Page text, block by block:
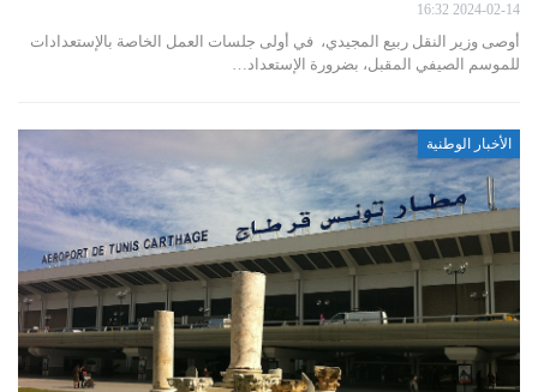
2024-02-14 16:32
أوصى وزير النقل ربيع المجيدي، في أولى جلسات العمل الخاصة بالإستعدادات
للموسم الصيفي المقبل، بضرورة الإستعداد…
الأخبار الوطنية